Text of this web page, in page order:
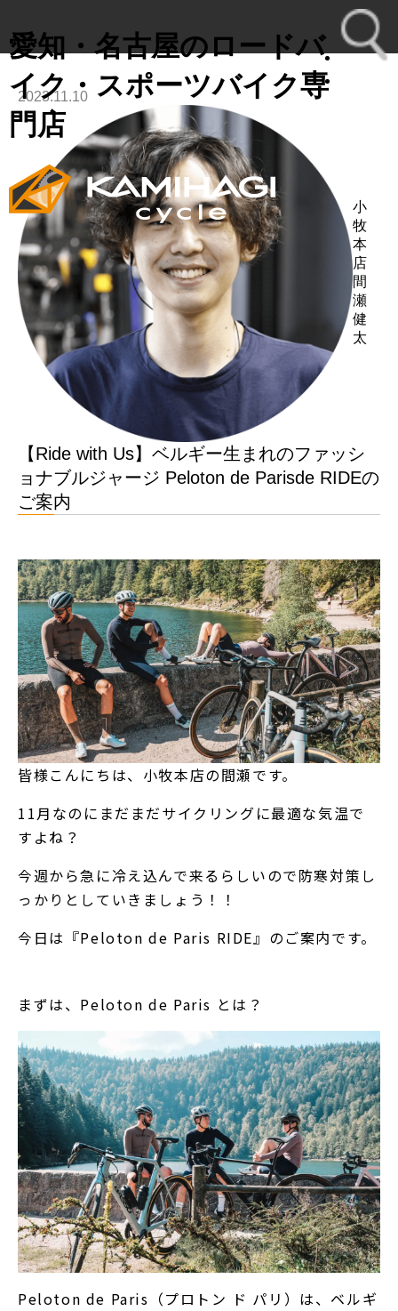
愛知・名古屋のロードバ
イク・スポーツバイク専
門店
2023.11.10
小
牧
本
店
間
瀬
健
太
【Ride with Us】ベルギー生まれのファッシ
ョナブルジャージ Peloton de Parisde RIDEの
ご案内
皆様こんにちは、小牧本店の間瀬です。
11月なのにまだまだサイクリングに最適な気温で
すよね？
今週から急に冷え込んで来るらしいので防寒対策し
っかりとしていきましょう！！
今日は『Peloton de Paris RIDE』のご案内です。
まずは、Peloton de Paris とは？
Peloton de Paris（プロトン ド パリ）は、ベルギ